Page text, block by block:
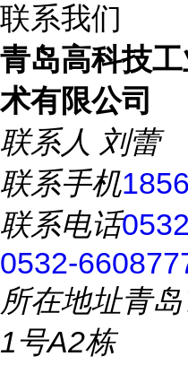
联系我们
青岛高科技
术有限公司
联系人 刘蕾
联系手机
联系电话
0532-
所在地址青
1号A2栋